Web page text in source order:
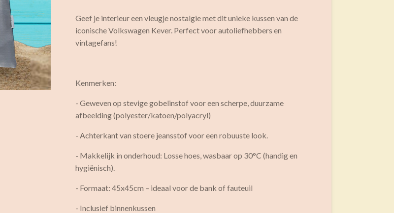
Geef je interieur een vleugje nostalgie met dit unieke kussen van de
iconische Volkswagen Kever. Perfect voor autoliefhebbers en
vintagefans!
Kenmerken:
- Geweven op stevige gobelinstof voor een scherpe, duurzame
afbeelding (polyester/katoen/polyacryl)
- Achterkant van stoere jeansstof voor een robuuste look.
- Makkelijk in onderhoud: Losse hoes, wasbaar op 30°C (handig en
hygiënisch).
- Formaat: 45x45cm – ideaal voor de bank of fauteuil
- Inclusief binnenkussen